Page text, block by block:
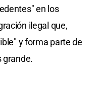
en los
ilegal que,
y forma parte de
grande.